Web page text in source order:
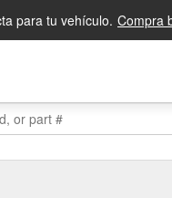
para tu vehículo. Compra